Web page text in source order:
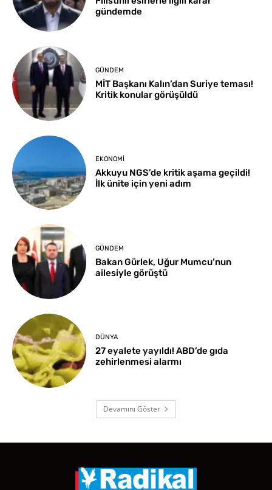
gündemde
GÜNDEM
MİT Başkanı Kalın’dan Suriye teması!
Kritik konular görüşüldü
EKONOMI
Akkuyu NGS’de kritik aşama geçildi!
İlk ünite için yeni adım
GÜNDEM
Bakan Gürlek, Uğur Mumcu’nun
ailesiyle görüştü
DÜNYA
27 eyalete yayıldı! ABD’de gıda
zehirlenmesi alarmı
Devamını Göster